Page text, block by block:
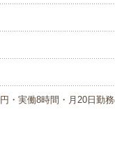
実働8時間・月20日勤務